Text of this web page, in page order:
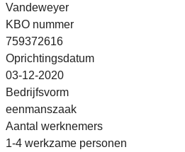
Vandeweyer
KBO nummer
759372616
Oprichtingsdatum
03-12-2020
Bedrijfsvorm
eenmanszaak
Aantal werknemers
1-4 werkzame personen